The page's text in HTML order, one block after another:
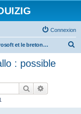
Connexion
Microsoft et le breton - Microsoft and the Breton language
: possible
Rechercher